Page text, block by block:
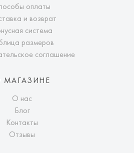
оплаты
и возврат
система
размеров
соглашение
МАГАЗИНЕ
О нас
Блог
Контакты
Отзывы